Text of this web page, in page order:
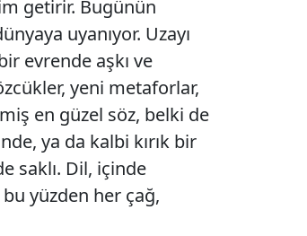
Çorum
Denizli
Diyarbakır
Edirne
Erzincan
getirir. Bugünün
uyanıyor. Uzayı
evrende aşkı ve
yeni metaforlar,
en güzel söz, belki de
ya da kalbi kırık bir
saklı. Dil, içinde
yüzden her çağ,